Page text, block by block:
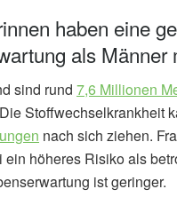
haben eine
als Männer
sind rund 7,6 Millionen
Stoffwechselkrankheit
nach sich ziehen.
ein höheres Risiko als
ist geringer.